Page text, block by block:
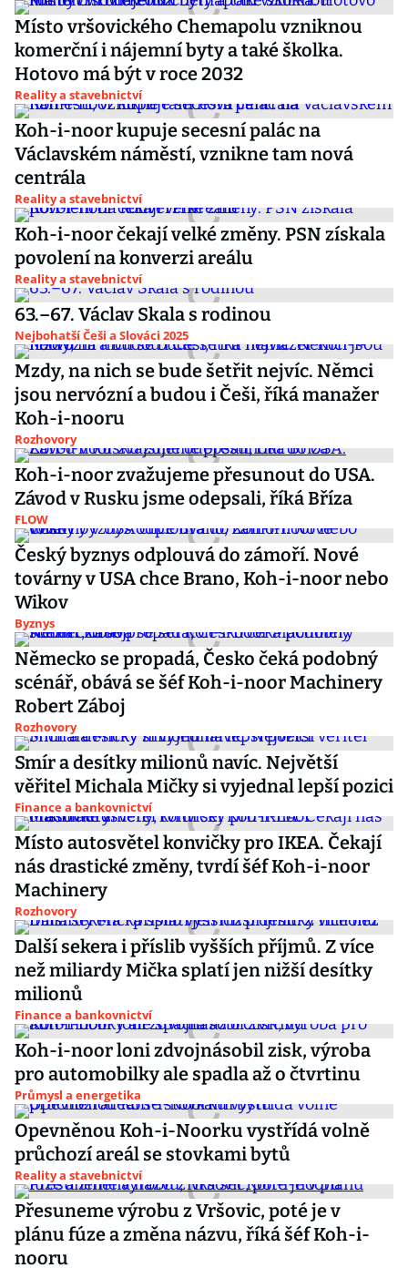
Místo vršovického Chemapolu vzniknou
komerční i nájemní byty a také školka.
Hotovo má být v roce 2032
Reality a stavebnictví
Koh-i-noor kupuje secesní palác na
Václavském náměstí, vznikne tam nová
centrála
Reality a stavebnictví
Koh-i-noor čekají velké změny. PSN získala
povolení na konverzi areálu
Reality a stavebnictví
63.–67. Václav Skala s rodinou
Nejbohatší Češi a Slováci 2025
Mzdy, na nich se bude šetřit nejvíc. Němci
jsou nervózní a budou i Češi, říká manažer
Koh-i-nooru
Rozhovory
Koh-i-noor zvažujeme přesunout do USA.
Závod v Rusku jsme odepsali, říká Bříza
FLOW
Český byznys odplouvá do zámoří. Nové
továrny v USA chce Brano, Koh-i-noor nebo
Wikov
Byznys
Německo se propadá, Česko čeká podobný
scénář, obává se šéf Koh-i-noor Machinery
Robert Záboj
Rozhovory
Smír a desítky milionů navíc. Největší
věřitel Michala Mičky si vyjednal lepší pozici
Finance a bankovnictví
Místo autosvětel konvičky pro IKEA. Čekají
nás drastické změny, tvrdí šéf Koh-i-noor
Machinery
Rozhovory
Další sekera i příslib vyšších příjmů. Z více
než miliardy Mička splatí jen nižší desítky
milionů
Finance a bankovnictví
Koh-i-noor loni zdvojnásobil zisk, výroba
pro automobilky ale spadla až o čtvrtinu
Průmysl a energetika
Opevněnou Koh-i-Noorku vystřídá volně
průchozí areál se stovkami bytů
Reality a stavebnictví
Přesuneme výrobu z Vršovic, poté je v
plánu fúze a změna názvu, říká šéf Koh-i-
nooru